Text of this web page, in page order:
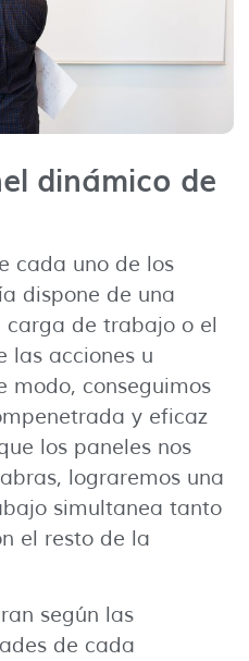
dinámico de
cada uno de los
dispone de una
de trabajo o el
las acciones u
modo, conseguimos
y eficaz
los paneles nos
lograremos una
simultanea tanto
el resto de la
según las
de cada